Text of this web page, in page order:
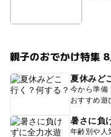
親子のおでかけ特集 8
夏休みど
今から準備
おすすめ遊
暑さに負
年齢別や人